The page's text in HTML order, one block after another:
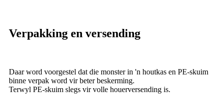
Verpakking en versending
Daar word voorgestel dat die monster in 'n houtkas en PE-skuim
binne verpak word vir beter beskerming.
Terwyl PE-skuim slegs vir volle houerversending is.